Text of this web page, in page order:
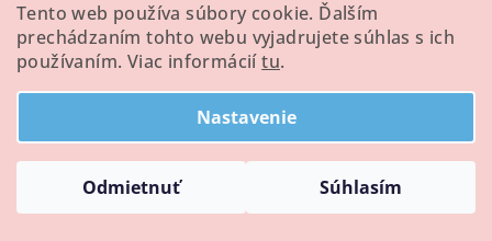
Tento web používa súbory cookie. Ďalším
prechádzaním tohto webu vyjadrujete súhlas s ich
používaním. Viac informáciítu.
Nastavenie
Odmietnuť Súhlasím
Detail
hodnotenie
produktu
5,0
S menom S menom